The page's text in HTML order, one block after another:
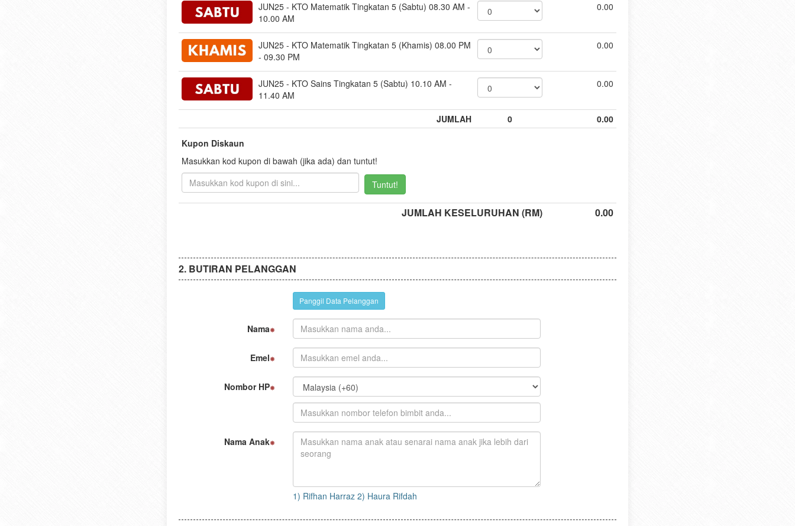
JUN25 - KTO Matematik Tingkatan 5 (Sabtu) 08.30 AM -
10.00 AM
0.00
JUN25 - KTO Matematik Tingkatan 5 (Khamis) 08.00 PM
- 09.30 PM
0.00
JUN25 - KTO Sains Tingkatan 5 (Sabtu) 10.10 AM -
11.40 AM
0.00
JUMLAH 0 0.00
Kupon Diskaun
Masukkan kod kupon di bawah (jika ada) dan tuntut!
Tuntut!
JUMLAH KESELURUHAN (RM) 0.00
BUTIRAN PELANGGAN
Panggil Data Pelanggan
Nama
Emel
Nombor HP
Nama Anak
1) Rifhan Harraz 2) Haura Rifdah